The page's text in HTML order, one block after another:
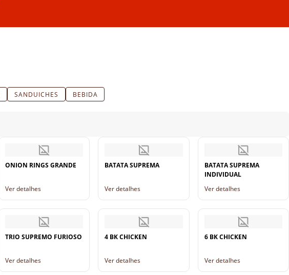
SANDUICHES BEBIDA
ONION RINGS GRANDE
Ver detalhes
BATATA SUPREMA
Ver detalhes
BATATA SUPREMA
INDIVIDUAL
Ver detalhes
TRIO SUPREMO FURIOSO
Ver detalhes
4 BK CHICKEN
Ver detalhes
6 BK CHICKEN
Ver detalhes